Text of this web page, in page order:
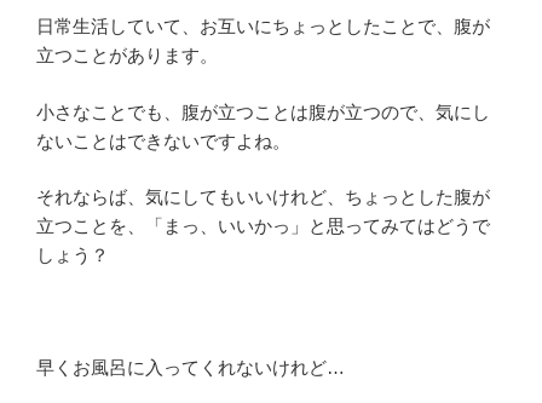
日常生活していて、お互いにちょっとしたことで、腹が
立つことがあります。
小さなことでも、腹が立つことは腹が立つので、気にし
ないことはできないですよね。
それならば、気にしてもいいけれど、ちょっとした腹が
立つことを、「まっ、いいかっ」と思ってみてはどうで
しょう？
早くお風呂に入ってくれないけれど…